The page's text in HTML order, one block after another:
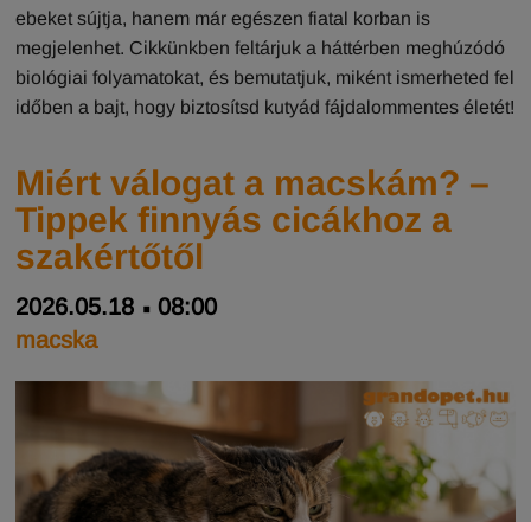
ebeket sújtja, hanem már egészen fiatal korban is
megjelenhet. Cikkünkben feltárjuk a háttérben meghúzódó
biológiai folyamatokat, és bemutatjuk, miként ismerheted fel
időben a bajt, hogy biztosítsd kutyád fájdalommentes életét!
Miért válogat a macskám? –
Tippek finnyás cicákhoz a
szakértőtől
2026.05.18
08:00
macska